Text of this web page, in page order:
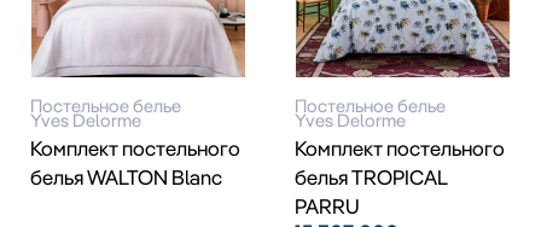
Постельное белье
Yves Delorme
Комплект постельного
белья WALTON Blanc
Постельное белье
Yves Delorme
Комплект постельного
белья TROPICAL
PARRU